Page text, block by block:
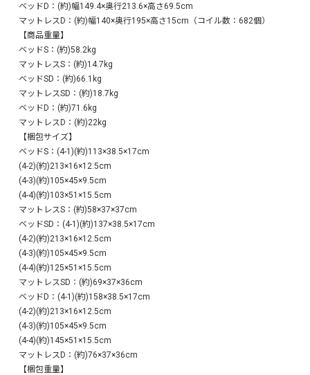
ベッドD：(約)幅149.4×奥行213.6×高さ69.5cm
マットレスD：(約)幅140×奥行195×高さ15cm（コイル数：682個）
【商品重量】
ベッドS：(約)58.2kg
マットレスS：(約)14.7kg
ベッドSD：(約)66.1kg
マットレスSD：(約)18.7kg
ベッドD：(約)71.6kg
マットレスD：(約)22kg
【梱包サイズ】
ベッドS：(4-1)(約)113×38.5×17cm
(4-2)(約)213×16×12.5cm
(4-3)(約)105×45×9.5cm
(4-4)(約)103×51×15.5cm
マットレスS：(約)58×37×37cm
ベッドSD：(4-1)(約)137×38.5×17cm
(4-2)(約)213×16×12.5cm
(4-3)(約)105×45×9.5cm
(4-4)(約)125×51×15.5cm
マットレスSD：(約)69×37×36cm
ベッドD：(4-1)(約)158×38.5×17cm
(4-2)(約)213×16×12.5cm
(4-3)(約)105×45×9.5cm
(4-4)(約)145×51×15.5cm
マットレスD：(約)76×37×36cm
【梱包重量】